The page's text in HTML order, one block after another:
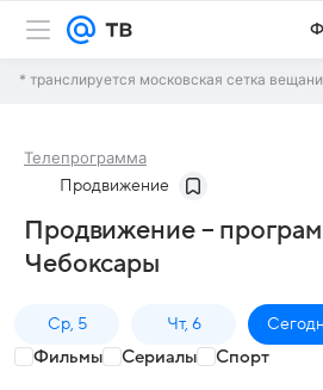
* транслируется московская сетка
Телепрограмма
Продвижение
Продвижение –
Чебоксары
Ср, 5 Чт, 6
Фильмы Сериалы Спорт